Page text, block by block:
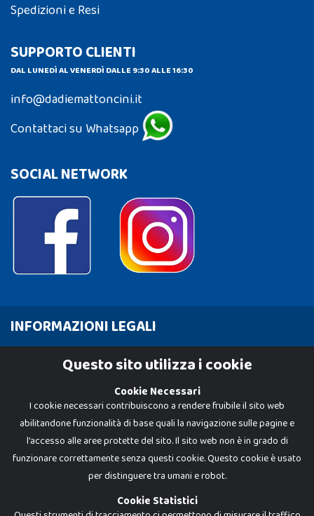
Spedizioni e Resi
SUPPORTO CLIENTI
DAL LUNEDÌ AL VENERDÌ DALLE 9:30 ALLE 16:30
info@dadiemattoncini.it
Contattaci su Whatsapp
SOCIAL NETWORK
INFORMAZIONI LEGALI
Cookie PolicyQuesto sito utilizza i cookie
Cookie Necessari
I cookie necessari contribuiscono a rendere fruibile il sito web
abilitandone funzionalità di base quali la navigazione sulle pagine e
l'accesso alle aree protette del sito. Il sito web non è in grado di
funzionare correttamente senza questi cookie. Questo cookie è usato
per distinguere tra umani e robot.
Cookie Statistici